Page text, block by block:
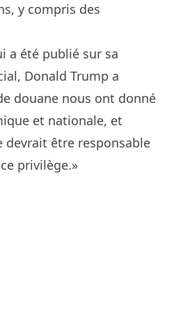
y compris des
a été publié sur sa
Donald Trump a
douane nous ont donné
et nationale, et
devrait être responsable
privilège.»